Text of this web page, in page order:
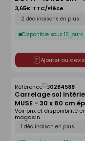
grey
Disponible sous 10 jours
3,65€ TTC/Pièce
Ajouter au devis
Carrelage sol
MUSE - 30 x 60 cm
mm - nero marquinia
Référence :30284588
Déclinaison
Voir prix et disponibilité en
magasin
Enregistrer
comme
liste